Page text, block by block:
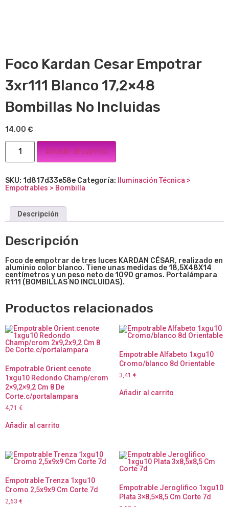
Foco Kardan Cesar Empotrar
3xr111 Blanco 17,2×48
Bombillas No Incluidas
14,00 €
Añadir al carrito
SKU: 1d817d33e58e Categoría:
Iluminación Técnica >
Empotrables > Bombilla
Descripción
Descripción
Foco de empotrar de tres luces KARDAN CÉSAR, realizado en
aluminio color blanco. Tiene unas medidas de 18,5X48X14
centímetros y un peso neto de 1090 gramos. Portalámpara
R111 (BOMBILLAS NO INCLUIDAS).
Productos relacionados
Empotrable Orient.cenote
1xgu10 Redondo Champ/crom
2×9,2×9,2 Cm 8 De
Corte.c/portalampara
4,71 €
Añadir al carrito
Empotrable Alfabeto 1xgu10
Cromo/blanco 8d Orientable
3,41 €
Añadir al carrito
Empotrable Trenza 1xgu10
Cromo 2,5x9x9 Cm Corte 7d
2,63 €
Empotrable Jeroglifico 1xgu10
Plata 3×8,5×8,5 Cm Corte 7d